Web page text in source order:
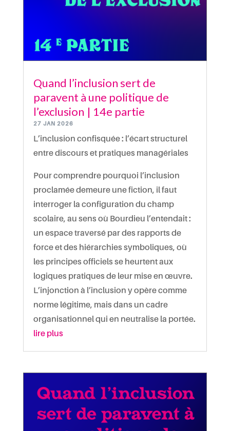
Quand l’inclusion sert de
paravent à une politique de
l’exclusion | 14e partie
27 JAN 2026
L’inclusion confisquée : l’écart structurel
entre discours et pratiques managériales
Pour comprendre pourquoi l’inclusion
proclamée demeure une fiction, il faut
interroger la configuration du champ
scolaire, au sens où Bourdieu l’entendait :
un espace traversé par des rapports de
force et des hiérarchies symboliques, où
les principes officiels se heurtent aux
logiques pratiques de leur mise en œuvre.
L’injonction à l’inclusion y opère comme
norme légitime, mais dans un cadre
organisationnel qui en neutralise la portée.
lire plus